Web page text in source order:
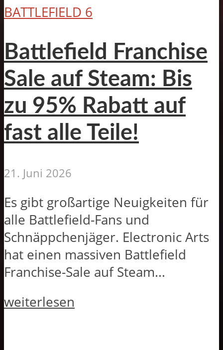
BATTLEFIELD 6
Battlefield Franchise
Sale auf Steam: Bis
zu 95% Rabatt auf
fast alle Teile!
21. Juni 2026
Es gibt großartige Neuigkeiten für
alle Battlefield-Fans und
Schnäppchenjäger. Electronic Arts
hat einen massiven Battlefield
Franchise-Sale auf Steam...
weiterlesen